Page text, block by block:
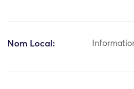
Nom Local: